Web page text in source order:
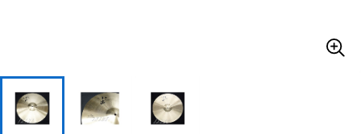
DTM オンライン納品